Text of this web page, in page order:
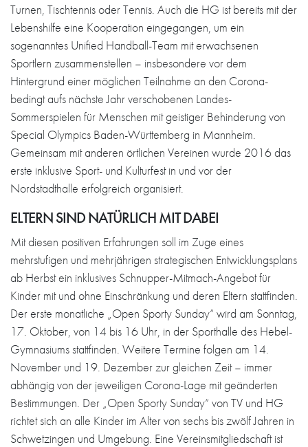
Turnen, Tischtennis oder Tennis. Auch die HG ist bereits mit der
Lebenshilfe eine Kooperation eingegangen, um ein
sogenanntes Unified Handball-Team mit erwachsenen
Sportlern zusammenstellen – insbesondere vor dem
Hintergrund einer möglichen Teilnahme an den Corona-
bedingt aufs nächste Jahr verschobenen Landes-
Sommerspielen für Menschen mit geistiger Behinderung von
Special Olympics Baden-Württemberg in Mannheim.
Gemeinsam mit anderen örtlichen Vereinen wurde 2016 das
erste inklusive Sport- und Kulturfest in und vor der
Nordstadthalle erfolgreich organisiert.
ELTERN SIND NATÜRLICH MIT DABEI
Mit diesen positiven Erfahrungen soll im Zuge eines
mehrstufigen und mehrjährigen strategischen Entwicklungsplans
ab Herbst ein inklusives Schnupper-Mitmach-Angebot für
Kinder mit und ohne Einschränkung und deren Eltern stattfinden.
Der erste monatliche „Open Sporty Sunday“ wird am Sonntag,
17. Oktober, von 14 bis 16 Uhr, in der Sporthalle des Hebel-
Gymnasiums stattfinden. Weitere Termine folgen am 14.
November und 19. Dezember zur gleichen Zeit – immer
abhängig von der jeweiligen Corona-Lage mit geänderten
Bestimmungen. Der „Open Sporty Sunday“ von TV und HG
richtet sich an alle Kinder im Alter von sechs bis zwölf Jahren in
Schwetzingen und Umgebung. Eine Vereinsmitgliedschaft ist